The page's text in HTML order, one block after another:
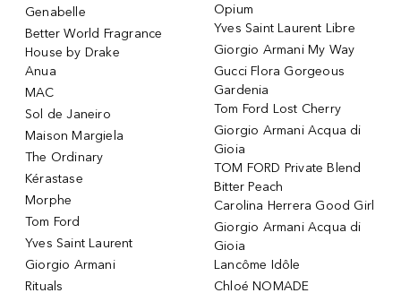
Genabelle
Better World Fragrance
House by Drake
Anua
MAC
Sol de Janeiro
Maison Margiela
The Ordinary
Kérastase
Morphe
Tom Ford
Yves Saint Laurent
Giorgio Armani
Rituals
Opium
Yves Saint Laurent Libre
Giorgio Armani My Way
Gucci Flora Gorgeous
Gardenia
Tom Ford Lost Cherry
Giorgio Armani Acqua di
Gioia
TOM FORD Private Blend
Bitter Peach
Carolina Herrera Good Girl
Giorgio Armani Acqua di
Gioia
Lancôme Idôle
Chloé NOMADE